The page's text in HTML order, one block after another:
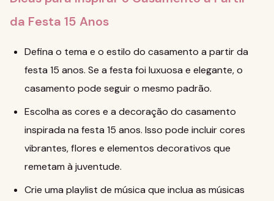
da Festa 15 Anos
Defina o tema e o estilo do casamento a partir da
festa 15 anos. Se a festa foi luxuosa e elegante, o
casamento pode seguir o mesmo padrão.
Escolha as cores e a decoração do casamento
inspirada na festa 15 anos. Isso pode incluir cores
vibrantes, flores e elementos decorativos que
remetam à juventude.
Crie uma playlist de música que inclua as músicas